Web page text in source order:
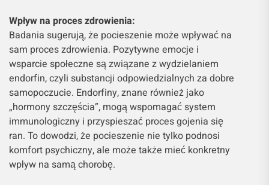
Wpływ na proces zdrowienia:
Badania sugerują, że pocieszenie może wpływać na
sam proces zdrowienia. Pozytywne emocje i
wsparcie społeczne są związane z wydzielaniem
endorfin, czyli substancji odpowiedzialnych za dobre
samopoczucie. Endorfiny, znane również jako
„hormony szczęścia”, mogą wspomagać system
immunologiczny i przyspieszać proces gojenia się
ran. To dowodzi, że pocieszenie nie tylko podnosi
komfort psychiczny, ale może także mieć konkretny
wpływ na samą chorobę.